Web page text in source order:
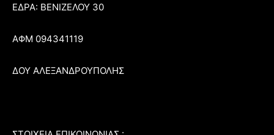
ΕΔΡΑ: ΒΕΝΙΖΕΛΟΥ 30
ΑΦΜ 094341119
ΔΟΥ ΑΛΕΞΑΝΔΡΟΥΠΟΛΗΣ